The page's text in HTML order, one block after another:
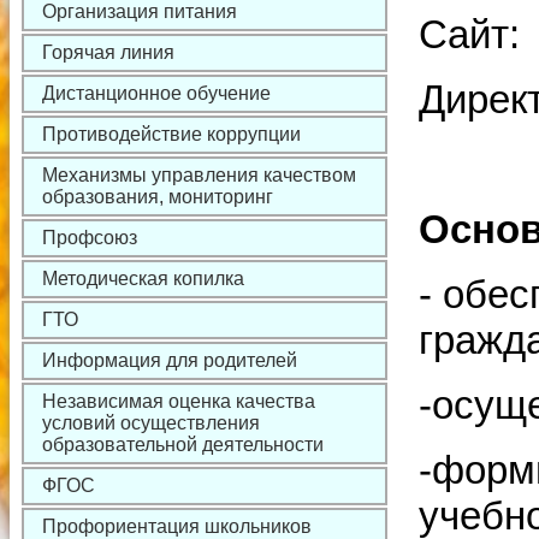
Организация питания
Горячая линия
Дистанционное обучение
Противодействие коррупции
Механизмы управления качеством
образования, мониторинг
Профсоюз
Методическая копилка
ГТО
Информация для родителей
Независимая оценка качества
условий осуществления
образовательной деятельности
ФГОС
Профориентация школьников
-
-
-